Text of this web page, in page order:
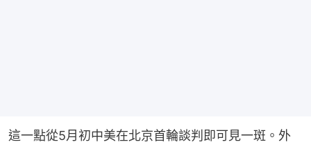
這一點從5月初中美在北京首輪談判即可見一斑。外